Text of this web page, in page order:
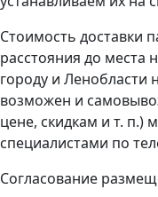
Стоимость доставки
расстояния до места
городу и Ленобласти
возможен и
цене, скидкам и т.
специалистами по
Согласование